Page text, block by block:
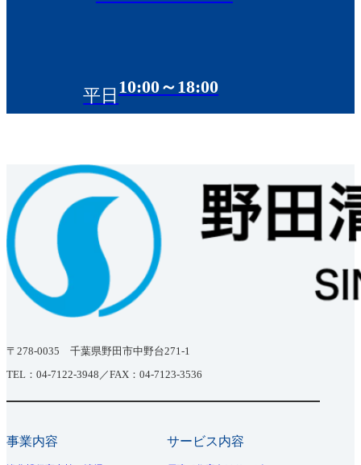
平日10:00～18:00
〒278-0035 千葉県野田市中野台271-1
TEL：04-7122-3948／FAX：04-7123-3536
事業内容 サービス内容